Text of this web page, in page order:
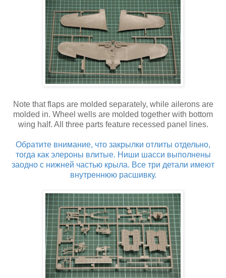
Note that flaps are molded separately, while ailerons are
molded in. Wheel wells are molded together with bottom
wing half. All three parts feature recessed panel lines.
Обратите внимание, что закрылки отлиты отдельно,
тогда как элероны влитые. Ниши шасси выполнены
заодно с нижней частью крыла. Все три детали имеют
внутреннюю расшивку.